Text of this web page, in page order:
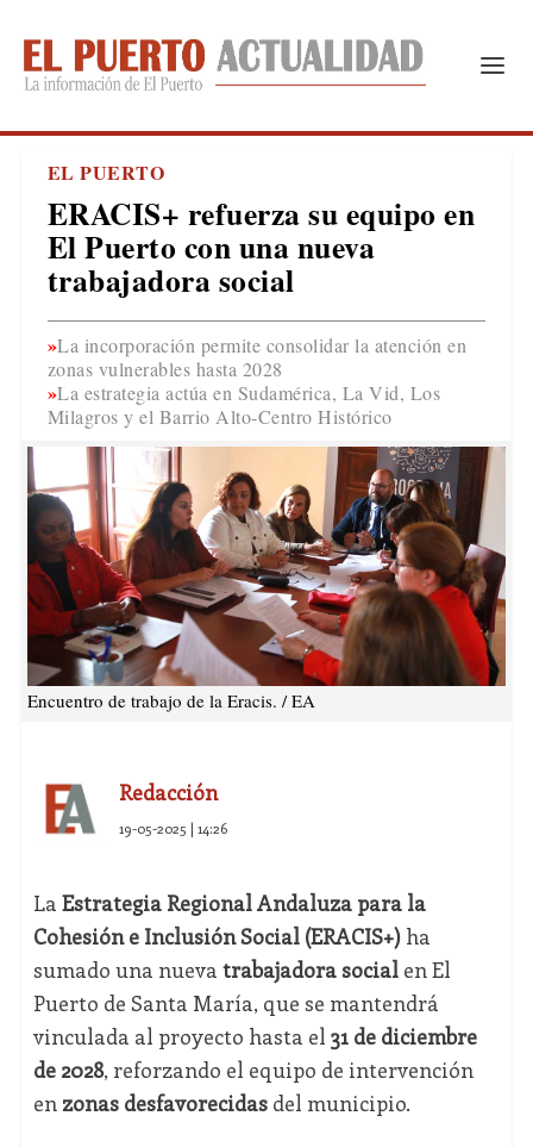
EL PUERTO
ERACIS+ refuerza su equipo en
El Puerto con una nueva
trabajadora social
La incorporación permite consolidar la atención en
zonas vulnerables hasta 2028
La estrategia actúa en Sudamérica, La Vid, Los
Milagros y el Barrio Alto-Centro Histórico
Encuentro de trabajo de la Eracis. / EA
Redacción
19-05-2025 | 14:26
La Estrategia Regional Andaluza para la
Cohesión e Inclusión Social (ERACIS+)ha
sumado una nueva trabajadora socialen El
Puerto de Santa María, que se mantendrá
vinculada al proyecto hasta el 31 de diciembre
de 2028, reforzando el equipo de intervención
en zonas desfavorecidasdel municipio.